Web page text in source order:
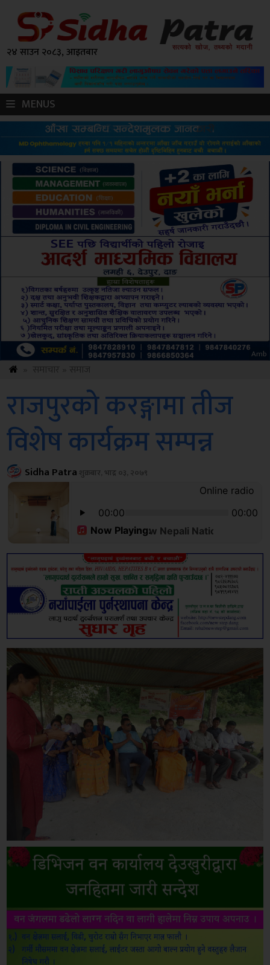
२४ साउन २०८३, आइतबार
MENUS
Amb
राजपुरको करङ्गामा तीज
विशेष कार्यक्रम सम्पन्न
Sidha Patra शुक्रबार, भाद्र ०३, २०७९